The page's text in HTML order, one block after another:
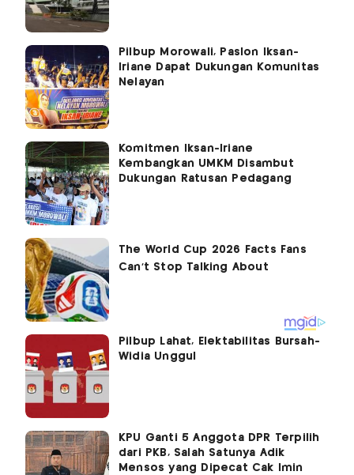
Pilbup Morowali, Paslon Iksan-
Iriane Dapat Dukungan Komunitas
Nelayan
Komitmen Iksan-Iriane
Kembangkan UMKM Disambut
Dukungan Ratusan Pedagang
Pilbup Lahat, Elektabilitas Bursah-
Widia Unggul
KPU Ganti 5 Anggota DPR Terpilih
dari PKB, Salah Satunya Adik
Mensos yang Dipecat Cak Imin